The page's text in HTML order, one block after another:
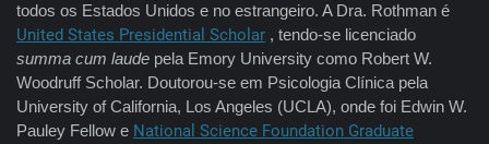
todos os Estados Unidos e no estrangeiro. A Dra. Rothman é
United States Presidential Scholar , tendo-se licenciado
summa cum laude pela Emory University como Robert W.
Woodruff Scholar. Doutorou-se em Psicologia Clínica pela
University of California, Los Angeles (UCLA), onde foi Edwin W.
Pauley Fellow e National Science Foundation Graduate